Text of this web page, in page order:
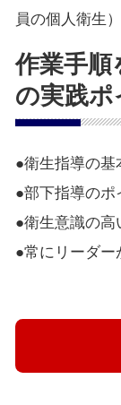
員の個人衛生）
作業手
の実践ポ
●衛生指導の基
●部下指導のポ
●衛生意識の高
●常にリーダー